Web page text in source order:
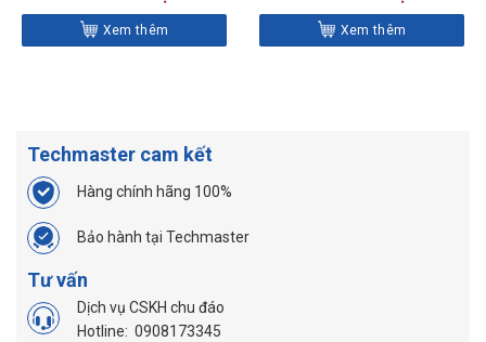
Xem thêm
CDI10005MFRMH
Xem thêm
Techmaster cam kết
Hàng chính hãng 100%
Bảo hành tại Techmaster
Tư vấn
Dịch vụ CSKH chu đáo
Hotline: 0908173345